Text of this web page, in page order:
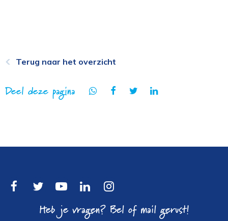
Terug naar het overzicht
Deel deze pagina
Heb je vragen? Bel of mail gerust!